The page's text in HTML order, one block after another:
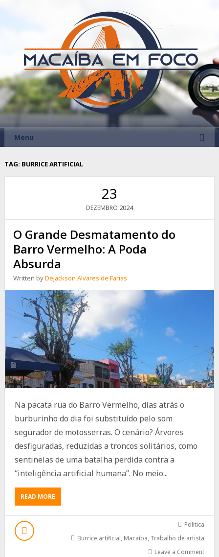
Menu
TAG: BURRICE ARTIFICIAL
23
DEZEMBRO 2024
O Grande Desmatamento do
Barro Vermelho: A Poda
Absurda
Written byDejackson Alvares de Farias
Na pacata rua do Barro Vermelho, dias atrás o
burburinho do dia foi substituído pelo som
segurador de motosserras. O cenário? Árvores
desfiguradas, reduzidas a troncos solitários, como
sentinelas de uma batalha perdida contra a
“inteligência artificial humana”. No meio...
READ MOREABOUT
O
GRANDE
BARRO
Política
Burrice artificial, Macaíba, Trabalho de artista
Leave a Comment